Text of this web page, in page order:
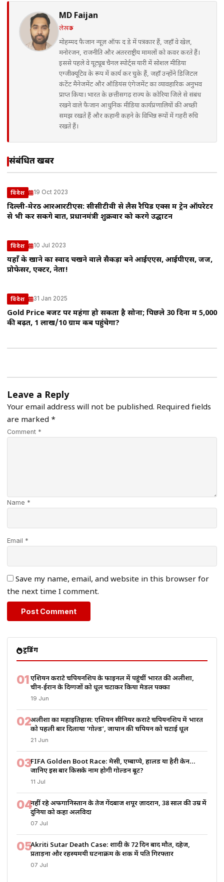
MD Faijan
लेखक
मोहम्मद फैजान न्यूज़ ऑफ द डे में पत्रकार हैं, जहाँ वे खेल,
मनोरंजन, राजनीति और अंतरराष्ट्रीय मामलों को कवर करते हैं।
इससे पहले वे यूट्यूब चैनल स्पोर्ट्स यारी में सोशल मीडिया
एग्जीक्यूटिव के रूप में कार्य कर चुके हैं, जहाँ उन्होंने डिजिटल
कंटेंट मैनेजमेंट और ऑडियंस एंगेजमेंट का व्यावहारिक अनुभव
प्राप्त किया। भारत के छत्तीसगढ़ राज्य के कोरिया जिले से संबंध
रखने वाले फैजान आधुनिक मीडिया कार्यप्रणालियों की अच्छी
समझ रखते हैं और कहानी कहने के विभिन्न रूपों में गहरी रुचि
रखते हैं।
संबंधित खबरें
विदेश 19 Oct 2023
दिल्ली-मेरठ आरआरटीएस: सीसीटीवी से लैस रैपिड एक्स में ट्रेन ऑपरेटर
से भी कर सकेंगे बात, प्रधानमंत्री शुक्रवार को करेंगे उद्घाटन
विदेश 10 Jul 2023
यहाँ के खाने का स्वाद चखने वाले सैकड़ों बने आईएएस, आईपीएस, जज,
प्रोफेसर, एक्टर, नेता!
विदेश 31 Jan 2025
Gold Price बजट पर महंगा हो सकता है सोना; पिछले 30 दिनों में 5,000
की बढ़त, ₹1 लाख/10 ग्राम कब पहुंचेगा?
Leave a Reply
Your email address will not be published. Required fields
are marked *
Comment *
Name *
Email *
Save my name, email, and website in this browser for
the next time I comment.
ट्रेंडिंग
01एशियन कराटे चैंपियनशिप के फाइनल में पहुंचीं भारत की अलीशा,
चीन-ईरान के दिग्गजों को धूल चटाकर किया मेडल पक्का
19 Jun
02अलीशा का महाइतिहास: एशियन सीनियर कराटे चैंपियनशिप में भारत
को पहली बार दिलाया ‘गोल्ड’, जापान की चैंपियन को चटाई धूल
21 Jun
03FIFA Golden Boot Race: मेसी, एम्बाप्पे, हालैंड या हैरी केन…
जानिए इस बार किसके नाम होगी गोल्डन बूट?
11 Jul
04नहीं रहे अफगानिस्तान के तेज गेंदबाज शपूर ज़ादरान, 38 साल की उम्र में
दुनिया को कहा अलविदा
07 Jul
05Akriti Sutar Death Case: शादी के 72 दिन बाद मौत, दहेज,
प्रताड़ना और रहस्यमयी घटनाक्रम के शक में पति गिरफ्तार
07 Jul